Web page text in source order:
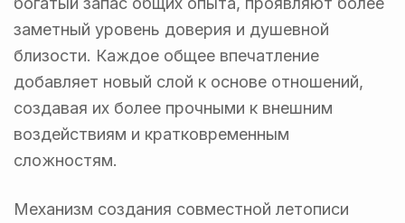
заметный уровень доверия и душевной
близости. Каждое общее впечатление
добавляет новый слой к основе отношений,
создавая их более прочными к внешним
воздействиям и кратковременным
сложностям.
Механизм создания совместной летописи